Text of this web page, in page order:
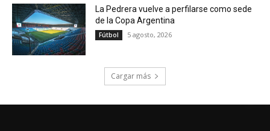
La Pedrera vuelve a perfilarse como sede
de la Copa Argentina
Fútbol 5 agosto, 2026
Cargar más